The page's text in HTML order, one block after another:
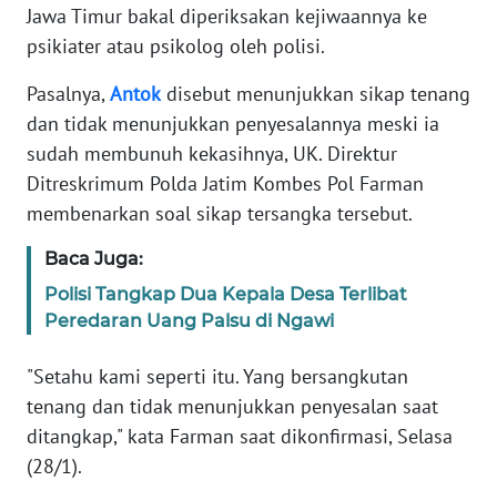
Jawa Timur bakal diperiksakan kejiwaannya ke
psikiater atau psikolog oleh polisi.
Pasalnya,Antokdisebut menunjukkan sikap tenang
dan tidak menunjukkan penyesalannya meski ia
sudah membunuh kekasihnya, UK. Direktur
Ditreskrimum Polda Jatim Kombes Pol Farman
membenarkan soal sikap tersangka tersebut.
Baca Juga:
Polisi Tangkap Dua Kepala Desa Terlibat
Peredaran Uang Palsu di Ngawi
"Setahu kami seperti itu. Yang bersangkutan
tenang dan tidak menunjukkan penyesalan saat
ditangkap," kata Farman saat dikonfirmasi, Selasa
(28/1).
Informasi
BERITA
KONTAK
KAMI
IKLAN
TENTANG
PEDOMAN
MEDIA
SIBER